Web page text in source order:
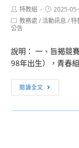
程」
大
學
財
團
民
間
Post
author:
特教組
Post
published:
2025-
Post
category:
教務處 / 活動訊息 / 特
公告
說明： 一、旨揭競
98年出生），青春
閱讀全文
息
轉